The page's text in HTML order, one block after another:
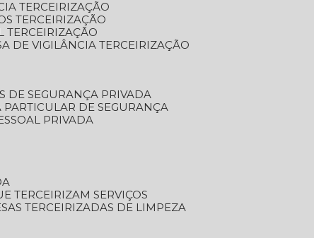
TERCEIRIZAÇÃO
TERCEIRIZAÇÃO
TERCEIRIZAÇÃO
DE VIGILÂNCIA TERCEIRIZAÇÃO
DE SEGURANÇA PRIVADA
PARTICULAR DE SEGURANÇA
PRIVADA
TERCEIRIZAM SERVIÇOS
TERCEIRIZADAS DE LIMPEZA